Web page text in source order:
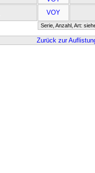
VOY
Serie, Anzahl, Art:
Zurück zur